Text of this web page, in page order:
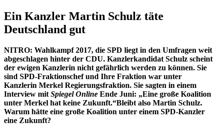
Ein Kanzler Martin Schulz täte
Deutschland gut
NITRO: Wahlkampf 2017, die SPD liegt in den Umfragen weit
abgeschlagen hinter der CDU. Kanzlerkandidat Schulz scheint
der ewigen Kanzlerin nicht gefährlich werden zu können. Sie
sind SPD-Fraktionschef und Ihre Fraktion war unter
Kanzlerin Merkel Regierungsfraktion. Sie sagten in einem
Interview mit Spiegel Online Ende Juni: „Eine große Koalition
unter Merkel hat keine Zukunft.“Bleibt also Martin Schulz.
Warum hätte eine große Koalition unter einem SPD-Kanzler
eine Zukunft?